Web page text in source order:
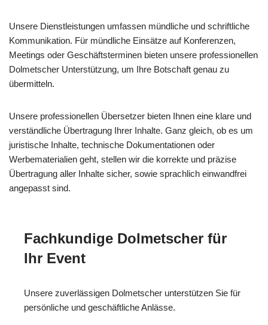
Unsere Dienstleistungen umfassen mündliche und schriftliche
Kommunikation. Für mündliche Einsätze auf Konferenzen,
Meetings oder Geschäftsterminen bieten unsere professionellen
Dolmetscher Unterstützung, um Ihre Botschaft genau zu
übermitteln.
Unsere professionellen Übersetzer bieten Ihnen eine klare und
verständliche Übertragung Ihrer Inhalte. Ganz gleich, ob es um
juristische Inhalte, technische Dokumentationen oder
Werbematerialien geht, stellen wir die korrekte und präzise
Übertragung aller Inhalte sicher, sowie sprachlich einwandfrei
angepasst sind.
Fachkundige Dolmetscher für
Ihr Event
Unsere zuverlässigen Dolmetscher unterstützen Sie für
persönliche und geschäftliche Anlässe.